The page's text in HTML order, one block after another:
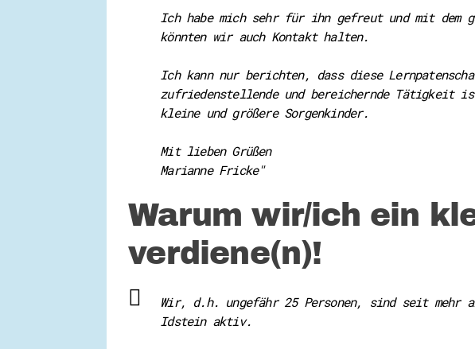
Ich habe mich sehr für ihn gefreut und mit dem
könnten wir auch Kontakt halten.
Ich kann nur berichten, dass diese
zufriedenstellende und bereichernde Tätigkeit
kleine und größere Sorgenkinder.
Mit lieben Grüßen
Marianne Fricke"
Warum wir/ich ein
verdiene(n)!
Wir, d.h. ungefähr 25 Personen, sind seit mehr
Idstein aktiv.